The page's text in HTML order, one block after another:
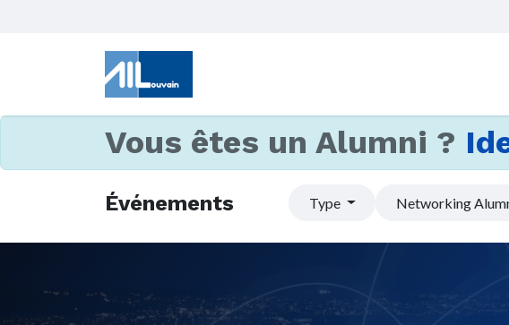
Vous êtes un Alumni ?
Événements Type Networking